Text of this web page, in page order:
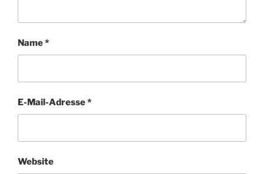
Name*
E-Mail-Adresse*
Website